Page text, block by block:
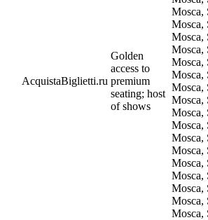
AcquistaBiglietti.ru
Golden
access to
premium
seating; host
of shows